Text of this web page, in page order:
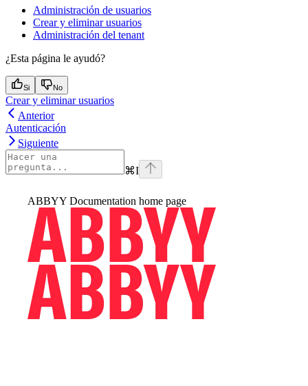
Administración de usuarios
Crear y eliminar usuarios
Administración del tenant
¿Esta página le ayudó?
Si No
Crear y eliminar usuarios
Anterior
Autenticación
Siguiente
⌘I
ABBYY Documentation home page